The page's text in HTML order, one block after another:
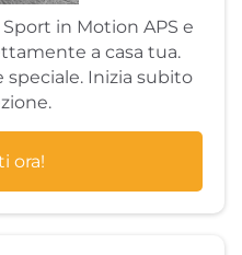
in Motion APS e
a casa tua.
Inizia subito
ora!